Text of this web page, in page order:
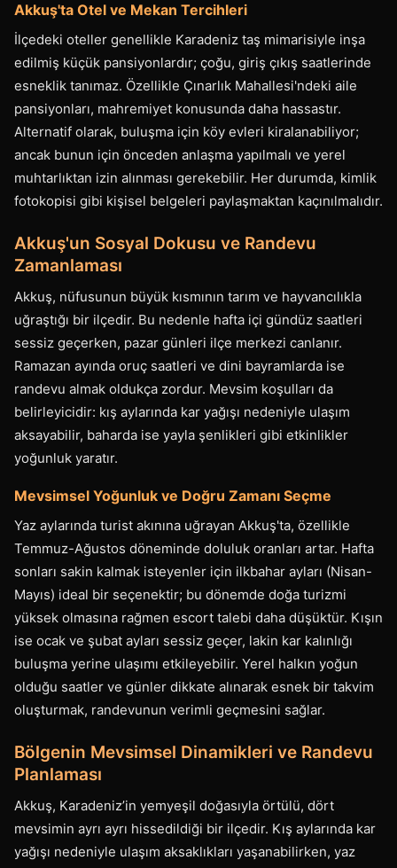
Akkuş'ta Otel ve Mekan Tercihleri
İlçedeki oteller genellikle Karadeniz taş mimarisiyle inşa
edilmiş küçük pansiyonlardır; çoğu, giriş çıkış saatlerinde
esneklik tanımaz. Özellikle Çınarlık Mahallesi'ndeki aile
pansiyonları, mahremiyet konusunda daha hassastır.
Alternatif olarak, buluşma için köy evleri kiralanabiliyor;
ancak bunun için önceden anlaşma yapılmalı ve yerel
muhtarlıktan izin alınması gerekebilir. Her durumda, kimlik
fotokopisi gibi kişisel belgeleri paylaşmaktan kaçınılmalıdır.
Akkuş'un Sosyal Dokusu ve Randevu
Zamanlaması
Akkuş, nüfusunun büyük kısmının tarım ve hayvancılıkla
uğraştığı bir ilçedir. Bu nedenle hafta içi gündüz saatleri
sessiz geçerken, pazar günleri ilçe merkezi canlanır.
Ramazan ayında oruç saatleri ve dini bayramlarda ise
randevu almak oldukça zordur. Mevsim koşulları da
belirleyicidir: kış aylarında kar yağışı nedeniyle ulaşım
aksayabilir, baharda ise yayla şenlikleri gibi etkinlikler
yoğunluk yaratır.
Mevsimsel Yoğunluk ve Doğru Zamanı Seçme
Yaz aylarında turist akınına uğrayan Akkuş'ta, özellikle
Temmuz-Ağustos döneminde doluluk oranları artar. Hafta
sonları sakin kalmak isteyenler için ilkbahar ayları (Nisan-
Mayıs) ideal bir seçenektir; bu dönemde doğa turizmi
yüksek olmasına rağmen escort talebi daha düşüktür. Kışın
ise ocak ve şubat ayları sessiz geçer, lakin kar kalınlığı
buluşma yerine ulaşımı etkileyebilir. Yerel halkın yoğun
olduğu saatler ve günler dikkate alınarak esnek bir takvim
oluşturmak, randevunun verimli geçmesini sağlar.
Bölgenin Mevsimsel Dinamikleri ve Randevu
Planlaması
Akkuş, Karadeniz’in yemyeşil doğasıyla örtülü, dört
mevsimin ayrı ayrı hissedildiği bir ilçedir. Kış aylarında kar
yağışı nedeniyle ulaşım aksaklıkları yaşanabilirken, yaz